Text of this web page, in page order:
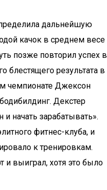
дальнейшую
качок в среднем весе
позже повторил успех в
блестящего результата в
чемпионате Джексон
Декстер
и начать зарабатывать».
фитнес-клуба, и
к тренировкам.
и выиграл, хотя это было